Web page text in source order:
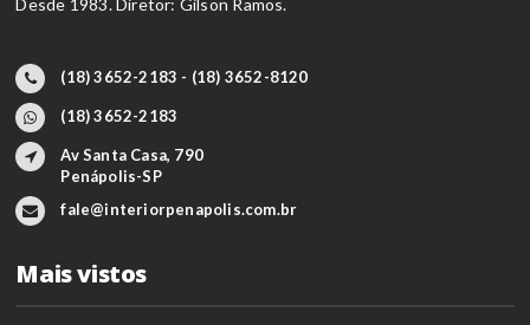
Desde 1983. Diretor: Gilson Ramos.
(18) 3652-2183 - (18) 3652-8120
(18) 3652-2183
Av Santa Casa, 790
Penápolis-SP
fale@interiorpenapolis.com.br
Mais vistos